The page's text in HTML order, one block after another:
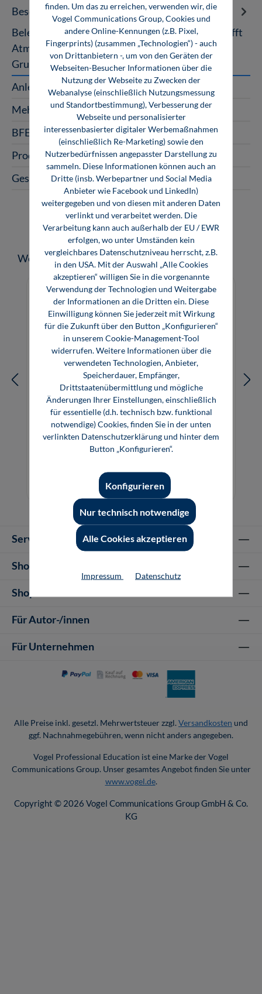
Beschreibung
Beleuchtungstechnik Gebäudetechnik Licht schafft
Atmosphäre! Fundierte Kenntnisse über die
Grundlagen der Beleuchtungstechni…Mehr
Anleitung
Mehrplatzlizenzen
BFE-Oldenburg
Produktart
Gesellenangebot
Produktgalerie überspringen
Weitere Medien zum Thema
Beleuchtungstechnik (Software)
Service-Hotline
Shop Informationen
Shop-Service
Für Autor-/innen
Für Unternehmen
Alle Preise inkl. gesetzl. Mehrwertsteuer zzgl. Versandkosten und
ggf. Nachnahmegebühren, wenn nicht anders angegeben.
Vogel Professional Education ist eine Marke der Vogel
Communications Group. Unser gesamtes Angebot finden Sie unter
www.vogel.de.
Copyright © 2026 Vogel Communications Group GmbH & Co.
KG
finden. Um das zu erreichen, verwenden wir, die
Vogel Communications Group, Cookies und
andere Online-Kennungen (z.B. Pixel,
Fingerprints) (zusammen „Technologien“) - auch
von Drittanbietern -, um von den Geräten der
Webseiten-Besucher Informationen über die
Nutzung der Webseite zu Zwecken der
Webanalyse (einschließlich Nutzungsmessung
und Standortbestimmung), Verbesserung der
Webseite und personalisierter
interessenbasierter digitaler Werbemaßnahmen
(einschließlich Re-Marketing) sowie den
Nutzerbedürfnissen angepasster Darstellung zu
sammeln. Diese Informationen können auch an
Dritte (insb. Werbepartner und Social Media
Anbieter wie Facebook und LinkedIn)
weitergegeben und von diesen mit anderen Daten
verlinkt und verarbeitet werden. Die
Verarbeitung kann auch außerhalb der EU / EWR
erfolgen, wo unter Umständen kein
vergleichbares Datenschutzniveau herrscht, z.B.
in den USA. Mit der Auswahl „Alle Cookies
akzeptieren“ willigen Sie in die vorgenannte
Verwendung der Technologien und Weitergabe
der Informationen an die Dritten ein. Diese
Einwilligung können Sie jederzeit mit Wirkung
für die Zukunft über den Button „Konfigurieren“
in unserem Cookie-Management-Tool
widerrufen. Weitere Informationen über die
verwendeten Technologien, Anbieter,
Speicherdauer, Empfänger,
Drittstaatenübermittlung und mögliche
Änderungen Ihrer Einstellungen, einschließlich
für essentielle (d.h. technisch bzw. funktional
notwendige) Cookies, finden Sie in der unten
verlinkten Datenschutzerklärung und hinter dem
Button „Konfigurieren“.
Nur technisch notwendige
Konfigurieren
Alle Cookies akzeptieren
Impressum Datenschutz